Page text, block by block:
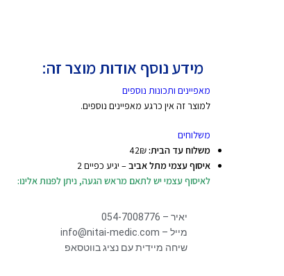
מידע נוסף אודות מוצר זה:
מאפיינים ותכונות נוספים
למוצר זה אין כרגע מאפיינים נוספים.
משלוחים
משלוח עד הבית:42₪
איסוף עצמי מתל אביב– יגיע כפיים 2
לאיסוף עצמי יש לתאם מראש הגעה, ניתן לפנות אלינו:
יאיר – 054-7008776
מייל – info@nitai-medic.com
שיחה מיידית עם נציג בווטסאפ